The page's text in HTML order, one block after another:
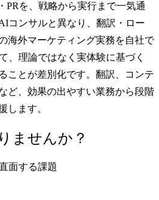
PRを、戦略から実行まで一気通
コンサルと異なり、翻訳・ロー
海外マーケティング実務を自社で
、理論ではなく実体験に基づく
ことが差別化です。翻訳、コンテ
ど、効果の出やすい業務から段階
します。
ませんか？
面する課題